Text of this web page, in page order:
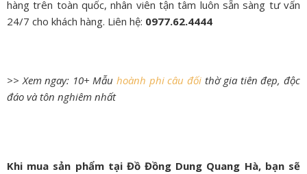
hàng trên toàn quốc, nhân viên tận tâm luôn sẵn sàng tư vấn
24/7 cho khách hàng. Liên hệ: 0977.62.4444
>> Xem ngay: 10+ Mẫuhoành phi câu đốithờ gia tiên đẹp, độc
đáo và tôn nghiêm nhất
Khi mua sản phẩm tại Đồ Đồng Dung Quang Hà, bạn sẽ